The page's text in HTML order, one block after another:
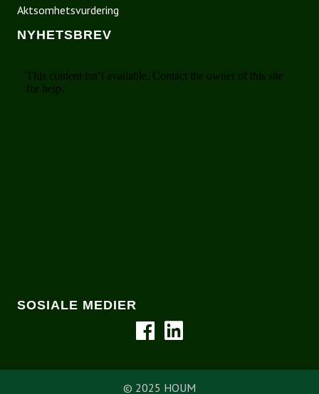
Aktsomhetsvurdering
NYHETSBREV
SOSIALE MEDIER
© 2025 HOUM